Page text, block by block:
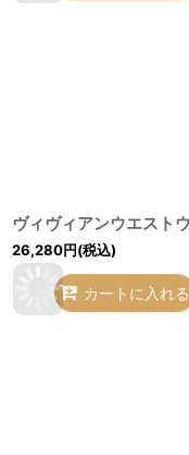
26,280円(税込)
カートに入れる